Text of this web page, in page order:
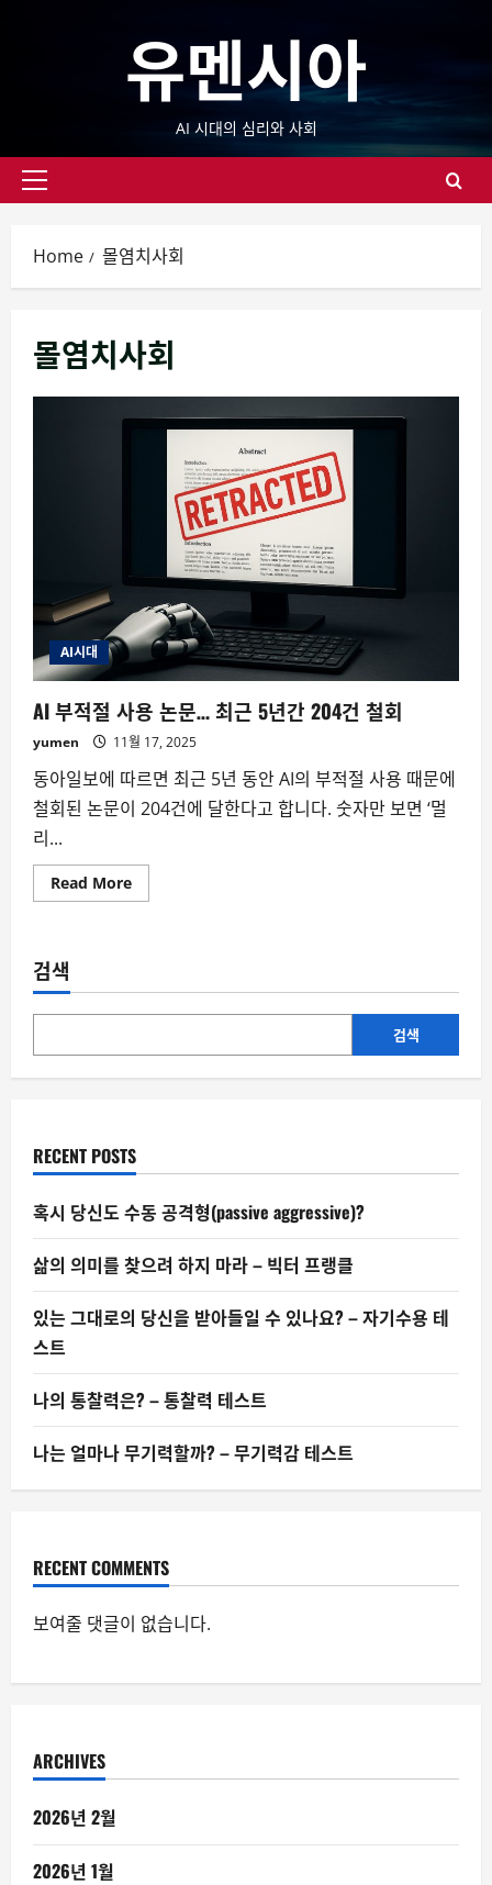
유멘시아
AI 시대의 심리와 사회
Primary
Home 몰염치사회
몰염치사회
AI시대
AI 부적절 사용 논문… 최근 5년간 204건 철회
yumen 11월 17, 2025
동아일보에 따르면 최근 5년 동안 AI의 부적절 사용 때문에
철회된 논문이 204건에 달한다고 합니다. 숫자만 보면 ‘멀
리...
Read MoreRead
more
사
논
최
5
철
회
검색
검색
RECENT POSTS
혹시 당신도 수동 공격형(passive aggressive)?
삶의 의미를 찾으려 하지 마라 – 빅터 프랭클
있는 그대로의 당신을 받아들일 수 있나요? – 자기수용 테
스트
나의 통찰력은? – 통찰력 테스트
나는 얼마나 무기력할까? – 무기력감 테스트
RECENT COMMENTS
보여줄 댓글이 없습니다.
ARCHIVES
2026년 2월
2026년 1월